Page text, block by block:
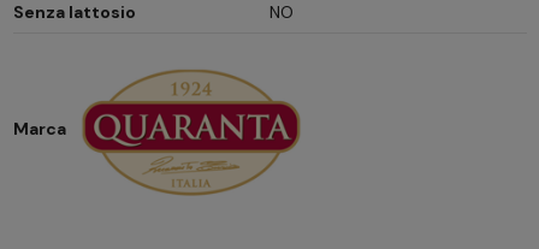
Senza lattosio
NO
Marca